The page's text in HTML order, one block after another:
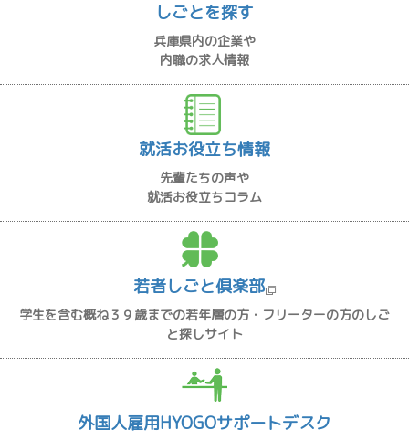
しごとを探す
兵庫県内の企業や
内職の求人情報
就活お役立ち情報
先輩たちの声や
就活お役立ちコラム
若者しごと倶楽部
学生を含む概ね３９歳までの若年層の方・フリーターの方のしご
と探しサイト
外国人雇用HYOGOサポートデスク